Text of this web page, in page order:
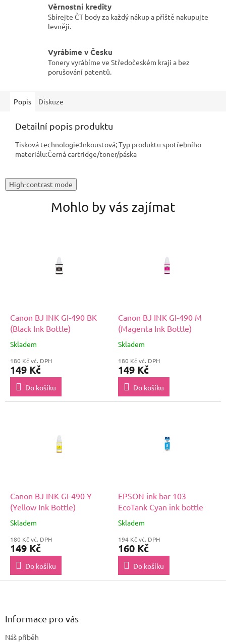
Věrnostní kredity
Sbírejte ČT body za každý nákup a příště nakupujte
levněji.
Vyrábíme v Česku
Tonery vyrábíme ve Středočeském kraji a bez
porušování patentů.
Popis Diskuze
Detailní popis produktu
Tisková technologie:Inkoustová; Typ produktu spotřebního
materiálu:Černá cartridge/toner/páska
High-contrast mode
Mohlo by vás zajímat
Canon BJ INK GI-490 BK
(Black Ink Bottle)
Skladem
180 Kč vč. DPH
149 Kč
Do košíku
Canon BJ INK GI-490 M
(Magenta Ink Bottle)
Skladem
180 Kč vč. DPH
149 Kč
Do košíku
Canon BJ INK GI-490 Y
(Yellow Ink Bottle)
Skladem
180 Kč vč. DPH
149 Kč
Do košíku
EPSON ink bar 103
EcoTank Cyan ink bottle
Skladem
194 Kč vč. DPH
160 Kč
Do košíku
Z
Informace pro vás
Náš příběh